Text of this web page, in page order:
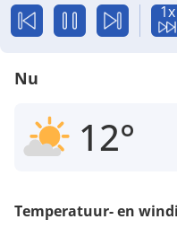
1x
Nu
12°
Temperatuur- en